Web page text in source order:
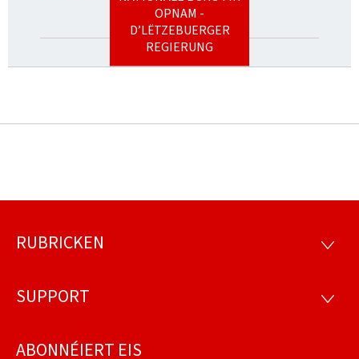
OPNAM -
D’LËTZEBUERGER
REGIERUNG
Fousszeil
RUBRICKEN
SUPPORT
ABONNÉIERT EIS